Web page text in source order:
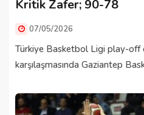
Kritik Zafer; 90-78
07/05/2026
Türkiye Basketbol Ligi play-off
karşılaşmasında Gaziantep